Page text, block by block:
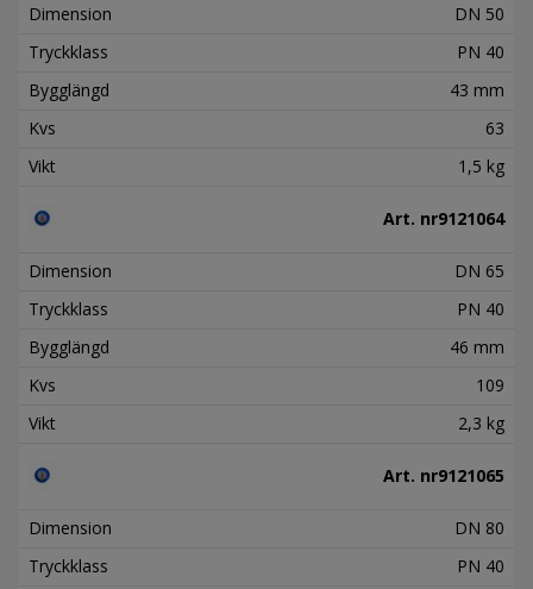
Dimension
DN 50
Tryckklass
PN 40
Bygglängd
43 mm
Kvs
63
Vikt
1,5 kg
Art. nr9121064
Dimension
DN 65
Tryckklass
PN 40
Bygglängd
46 mm
Kvs
109
Vikt
2,3 kg
Art. nr9121065
Dimension
DN 80
Tryckklass
PN 40